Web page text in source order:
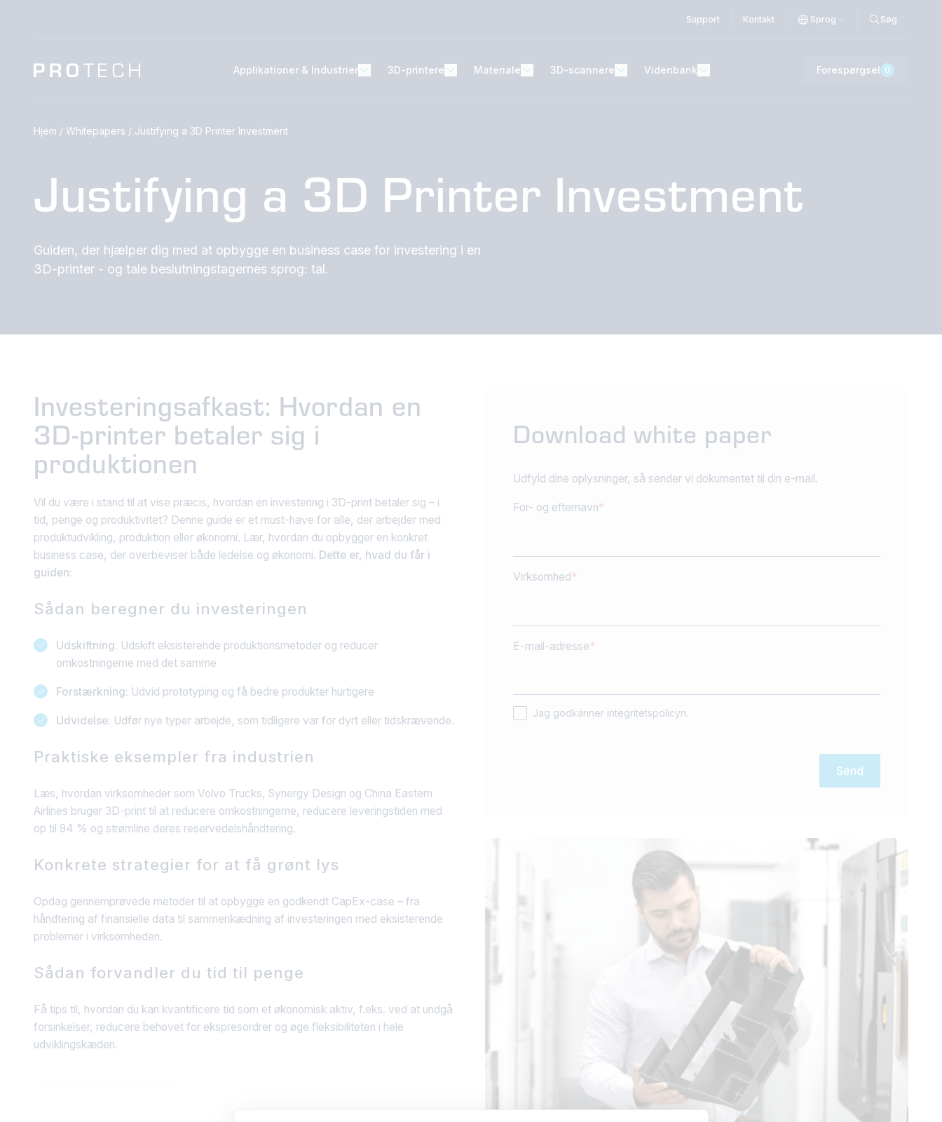
Support Kontakt Sprog Søg
Applikationer & Industrier 3D-printere Materiale 3D-scannere Videnbank Forespørgsel 0
Hjem / Whitepapers / Justifying a 3D Printer Investment
Justifying a 3D Printer Investment
Guiden, der hjælper dig med at opbygge en business case for investering i en
3D-printer - og tale beslutningstagernes sprog: tal.
Investeringsafkast: Hvordan en
3D-printer betaler sig i
produktionen
Vil du være i stand til at vise præcis, hvordan en investering i 3D-print betaler sig – i
tid, penge og produktivitet? Denne guide er et must-have for alle, der arbejder med
produktudvikling, produktion eller økonomi. Lær, hvordan du opbygger en konkret
business case, der overbeviser både ledelse og økonomi. Dette er, hvad du får i
guiden:
Sådan beregner du investeringen
Udskiftning: Udskift eksisterende produktionsmetoder og reducer
omkostningerne med det samme
Forstærkning: Udvid prototyping og få bedre produkter hurtigere
Udvidelse: Udfør nye typer arbejde, som tidligere var for dyrt eller tidskrævende.
Praktiske eksempler fra industrien
Læs, hvordan virksomheder som Volvo Trucks, Synergy Design og China Eastern
Airlines bruger 3D-print til at reducere omkostningerne, reducere leveringstiden med
op til 94 % og strømline deres reservedelshåndtering.
Konkrete strategier for at få grønt lys
Opdag gennemprøvede metoder til at opbygge en godkendt CapEx-case – fra
håndtering af finansielle data til sammenkædning af investeringen med eksisterende
problemer i virksomheden.
Sådan forvandler du tid til penge
Få tips til, hvordan du kan kvantificere tid som et økonomisk aktiv, f.eks. ved at undgå
forsinkelser, reducere behovet for ekspresordrer og øge fleksibiliteten i hele
udviklingskæden.
Download white paper
Udfyld dine oplysninger, så sender vi dokumentet til din e-mail.
For- og efternavn
Virksomhed
E-mail-adresse
Jag godkänner integritetspolicyn.